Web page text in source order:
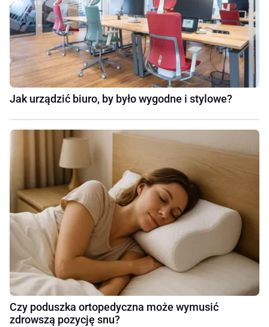
Jak urządzić biuro, by było wygodne i stylowe?
Czy poduszka ortopedyczna może wymusić
zdrowszą pozycję snu?